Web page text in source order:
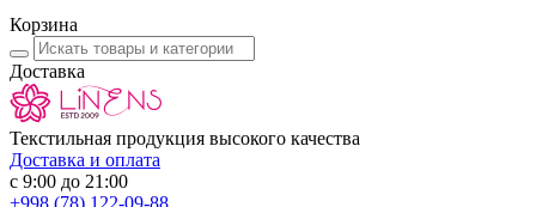
Корзина
Доставка
Текстильная продукция высокого качества
Доставка и оплата
с 9:00 до 21:00
+998 (78) 122-09-88